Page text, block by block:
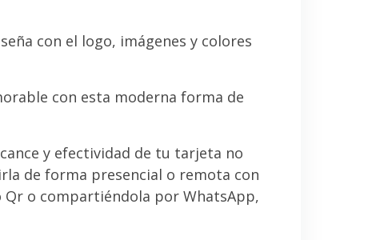
con el logo, imágenes y colores
con esta moderna forma de
y efectividad de tu tarjeta no
de forma presencial o remota con
o compartiéndola por WhatsApp,